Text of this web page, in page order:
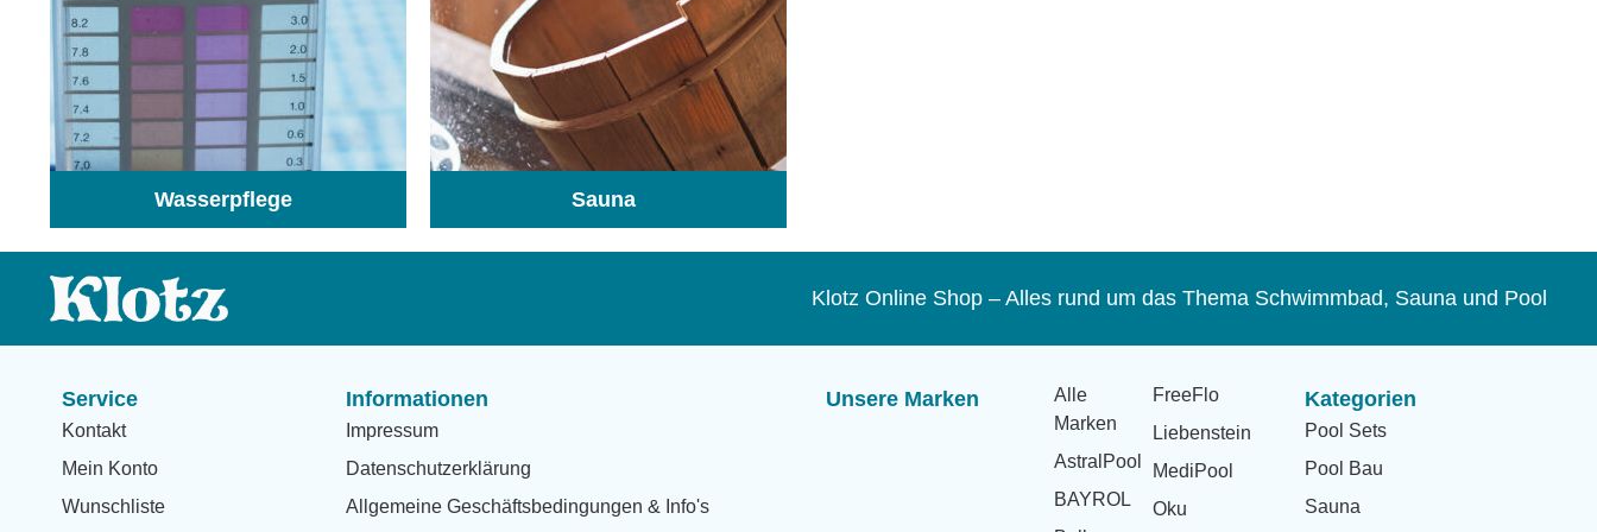
Wasserpflege Sauna
Klotz Online Shop – Alles rund um das Thema Schwimmbad, Sauna und Pool
Service
Kontakt
Mein Konto
Wunschliste
Informationen
Impressum
Datenschutzerklärung
Allgemeine Geschäftsbedingungen & Info's
Unsere Marken
Alle
Marken
AstralPool
BAYROL
FreeFlo
Liebenstein
MediPool
Oku
Kategorien
Pool Sets
Pool Bau
Sauna